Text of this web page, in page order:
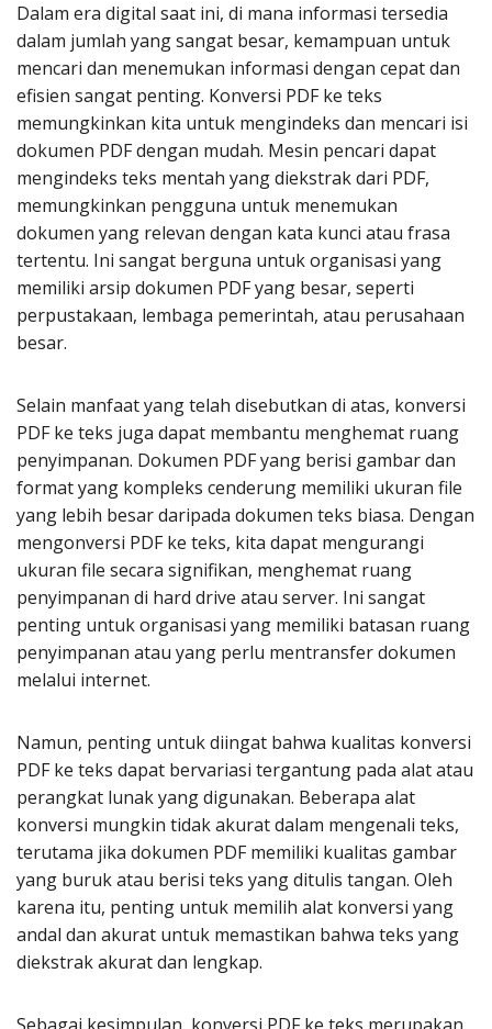
Dalam era digital saat ini, di mana informasi tersedia
dalam jumlah yang sangat besar, kemampuan untuk
mencari dan menemukan informasi dengan cepat dan
efisien sangat penting. Konversi PDF ke teks
memungkinkan kita untuk mengindeks dan mencari isi
dokumen PDF dengan mudah. Mesin pencari dapat
mengindeks teks mentah yang diekstrak dari PDF,
memungkinkan pengguna untuk menemukan
dokumen yang relevan dengan kata kunci atau frasa
tertentu. Ini sangat berguna untuk organisasi yang
memiliki arsip dokumen PDF yang besar, seperti
perpustakaan, lembaga pemerintah, atau perusahaan
besar.
Selain manfaat yang telah disebutkan di atas, konversi
PDF ke teks juga dapat membantu menghemat ruang
penyimpanan. Dokumen PDF yang berisi gambar dan
format yang kompleks cenderung memiliki ukuran file
yang lebih besar daripada dokumen teks biasa. Dengan
mengonversi PDF ke teks, kita dapat mengurangi
ukuran file secara signifikan, menghemat ruang
penyimpanan di hard drive atau server. Ini sangat
penting untuk organisasi yang memiliki batasan ruang
penyimpanan atau yang perlu mentransfer dokumen
melalui internet.
Namun, penting untuk diingat bahwa kualitas konversi
PDF ke teks dapat bervariasi tergantung pada alat atau
perangkat lunak yang digunakan. Beberapa alat
konversi mungkin tidak akurat dalam mengenali teks,
terutama jika dokumen PDF memiliki kualitas gambar
yang buruk atau berisi teks yang ditulis tangan. Oleh
karena itu, penting untuk memilih alat konversi yang
andal dan akurat untuk memastikan bahwa teks yang
diekstrak akurat dan lengkap.